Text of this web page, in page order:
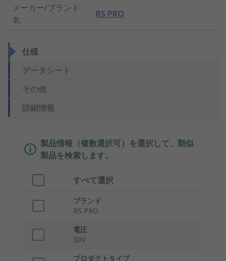
メーカー/ブランド
名:
RS PRO
仕様
データシート
その他
詳細情報
製品情報（複数選択可）を選択して、類似
製品を検索します。
すべて選択
ブランド
RS PRO
電圧
30V
プロダクトタイプ